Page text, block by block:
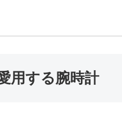
用する腕時計